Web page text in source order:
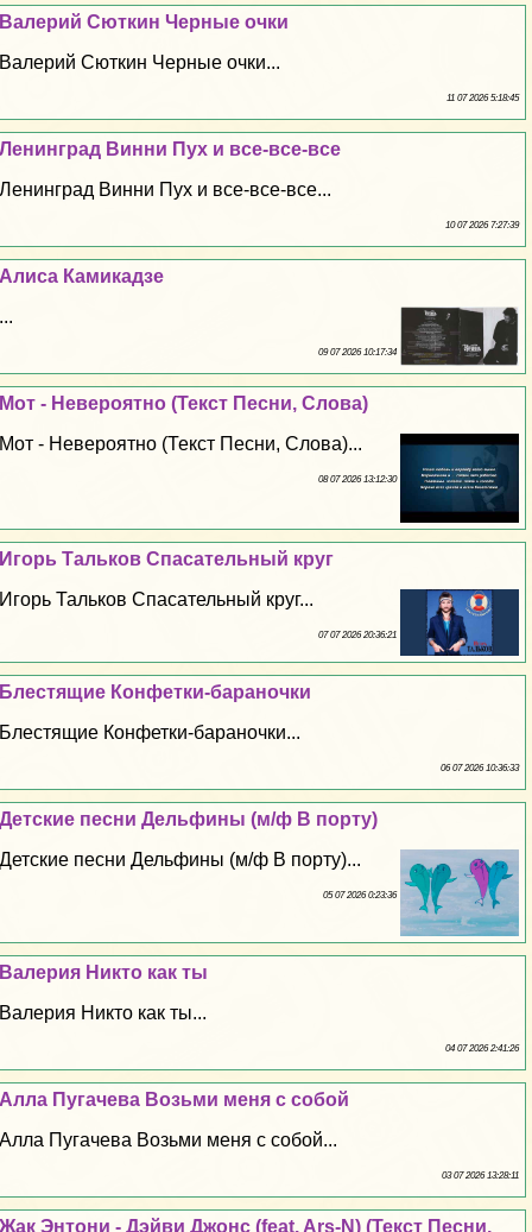
Валерий Сюткин Черные очки
Валерий Сюткин Черные очки...
11 07 2026 5:18:45
Ленинград Винни Пух и все-все-все
Ленинград Винни Пух и все-все-все...
10 07 2026 7:27:39
Алиса Камикадзе
...
09 07 2026 10:17:34
Мот - Невероятно (Текст Песни, Слова)
Мот - Невероятно (Текст Песни, Слова)...
08 07 2026 13:12:30
Игорь Тальков Спасательный круг
Игорь Тальков Спасательный круг...
07 07 2026 20:36:21
Блестящие Конфетки-бapaночки
Блестящие Конфетки-бapaночки...
06 07 2026 10:36:33
Детские песни Дельфины (м/ф В порту)
Детские песни Дельфины (м/ф В порту)...
05 07 2026 0:23:36
Валерия Никто как ты
Валерия Никто как ты...
04 07 2026 2:41:26
Алла Пугачева Возьми меня с собой
Алла Пугачева Возьми меня с собой...
03 07 2026 13:28:11
Жак Энтони - Дэйви Джонс (feat. Ars-N) (Текст Песни,